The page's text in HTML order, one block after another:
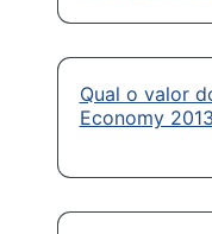
Qual o valor
Economy